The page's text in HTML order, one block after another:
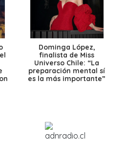
Dominga López,
finalista de Miss
Universo Chile: “La
preparación mental sí
es la más importante”